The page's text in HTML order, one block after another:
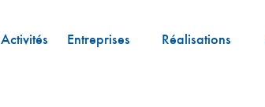
Activités Entreprises Réalisations